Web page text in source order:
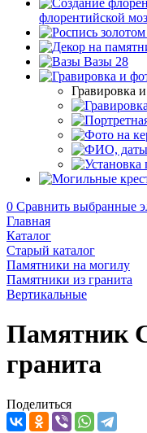
флорентийской
Вазы 28
Гравировка
0 Сравнить выбранные
Главная
Каталог
Старый каталог
Памятники на могилу
Памятники из гранита
Вертикальные
Памятник
гранита
Поделиться